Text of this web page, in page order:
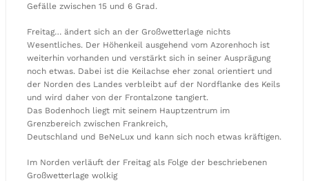
Gefälle zwischen 15 und 6 Grad.
Freitag… ändert sich an der Großwetterlage nichts
Wesentliches. Der Höhenkeil ausgehend vom Azorenhoch ist
weiterhin vorhanden und verstärkt sich in seiner Ausprägung
noch etwas. Dabei ist die Keilachse eher zonal orientiert und
der Norden des Landes verbleibt auf der Nordflanke des Keils
und wird daher von der Frontalzone tangiert.
Das Bodenhoch liegt mit seinem Hauptzentrum im
Grenzbereich zwischen Frankreich,
Deutschland und BeNeLux und kann sich noch etwas kräftigen.
Im Norden verläuft der Freitag als Folge der beschriebenen
Großwetterlage wolkig